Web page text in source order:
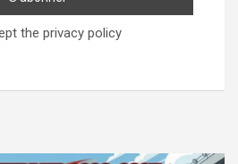
the privacy policy